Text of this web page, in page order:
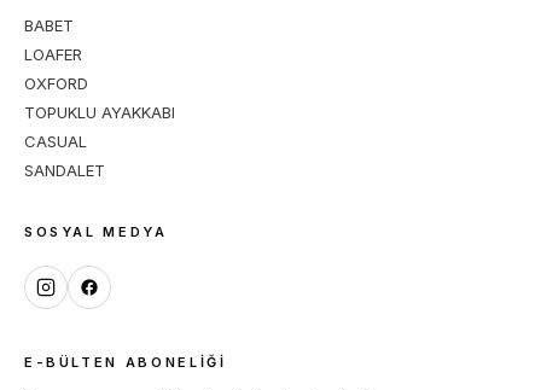
BABET
LOAFER
OXFORD
TOPUKLU AYAKKABI
CASUAL
SANDALET
SOSYAL MEDYA
E-BÜLTEN ABONELIĞI